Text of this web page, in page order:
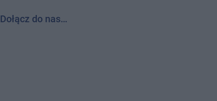
Dołącz do nas…